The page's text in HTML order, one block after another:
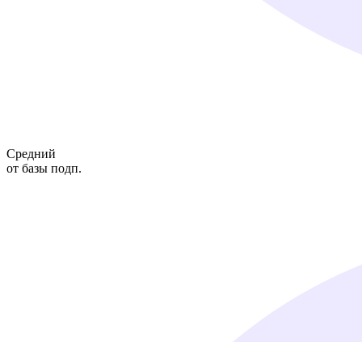
Средний
от базы подп.